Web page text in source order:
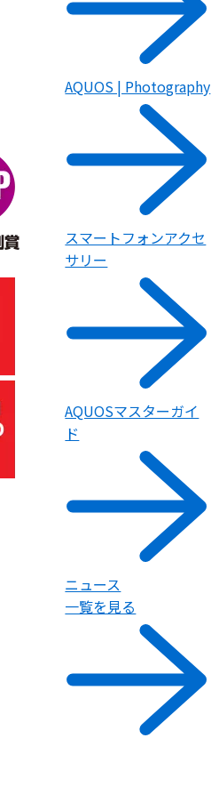
AQUOS | Photography
スマートフォンアクセ
サリー
AQUOSマスターガイ
ド
ニュース
一覧を見る